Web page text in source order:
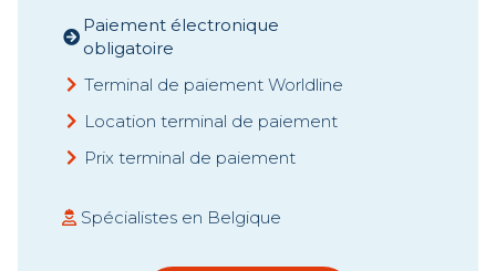
Paiement électronique
obligatoire
Terminal de paiement Worldline
Location terminal de paiement
Prix terminal de paiement
Spécialistes en Belgique